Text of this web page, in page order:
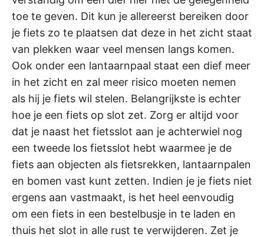
toe te geven. Dit kun je allereerst bereiken door
je fiets zo te plaatsen dat deze in het zicht staat
van plekken waar veel mensen langs komen.
Ook onder een lantaarnpaal staat een dief meer
in het zicht en zal meer risico moeten nemen
als hij je fiets wil stelen. Belangrijkste is echter
hoe je een fiets op slot zet. Zorg er altijd voor
dat je naast het fietsslot aan je achterwiel nog
een tweede los fietsslot hebt waarmee je de
fiets aan objecten als fietsrekken, lantaarnpalen
en bomen vast kunt zetten. Indien je je fiets niet
ergens aan vastmaakt, is het heel eenvoudig
om een fiets in een bestelbusje in te laden en
thuis het slot in alle rust te verwijderen. Zet je